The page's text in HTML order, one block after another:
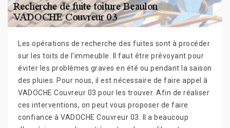
Les opérations de recherche des fuites sont à procéder
sur les toits de l'immeuble. Il faut être prévoyant pour
éviter les problèmes graves en été ou pendant la saison
des pluies. Pour nous, il est nécessaire de faire appel à
VADOCHE Couvreur 03 pour les trouver. Afin de réaliser
ces interventions, on peut vous proposer de faire
confiance à VADOCHE Couvreur 03. Il a beaucoup